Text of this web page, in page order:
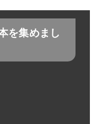
を集めまし